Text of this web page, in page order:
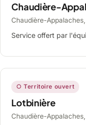
Chaudière-
Chaudière-
Service offert par
○ Territoire ouvert
Lotbinière
Chaudière-